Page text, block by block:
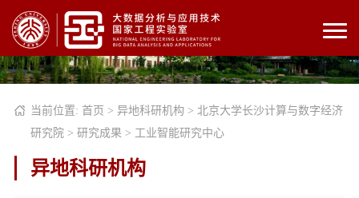
当前位置: 首页 > 异地科研机构 > 北京大学长沙计算与数字经济
研究院 > 研究成果 > 工业智能研究中心
异地科研机构